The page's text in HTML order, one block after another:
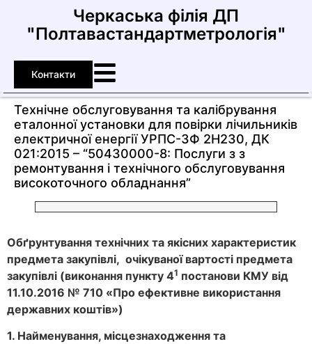
Черкаська філія ДП
"Полтавастандартметрологія"
Контакти
Технічне обслуговування та калібрування
еталонної установки для повірки лічильників
електричної енергії УРПС-3Ф 2Н230, ДК
021:2015 – “50430000-8: Послуги з з
ремонтування і технічного обслуговування
високоточного обладнання”
Обґрунтування технічних та якісних характеристик
предмета закупівлі, очікуваної вартості предмета
закупівлі (виконання пункту 41 постанови КМУ від
11.10.2016 № 710 «Про ефективне використання
державних коштів»)
1. Найменування, місцезнаходження та